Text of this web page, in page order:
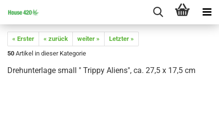
« Erster « zurück weiter »
Letzter »
50 Artikel in dieser Kategorie
Drehunterlage small " Trippy Aliens", ca. 27,5 x 17,5 cm